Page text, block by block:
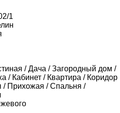
1
/ Дача / Загородный дом /
/ Кабинет / Квартира / Коридор
/ Прихожая / Спальня /